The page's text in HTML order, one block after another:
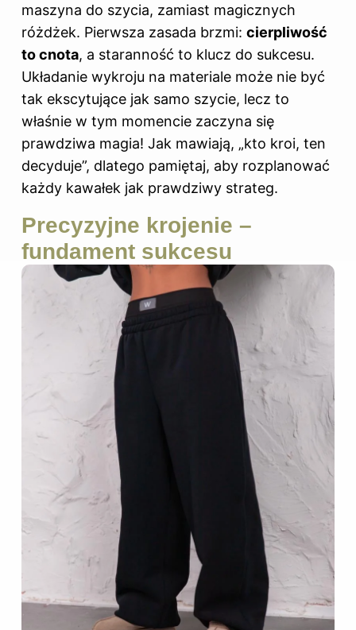
maszyna do szycia, zamiast magicznych
różdżek. Pierwsza zasada brzmi: cierpliwość
to cnota, a staranność to klucz do sukcesu.
Układanie wykroju na materiale może nie być
tak ekscytujące jak samo szycie, lecz to
właśnie w tym momencie zaczyna się
prawdziwa magia! Jak mawiają, „kto kroi, ten
decyduje”, dlatego pamiętaj, aby rozplanować
każdy kawałek jak prawdziwy strateg.
Precyzyjne krojenie –
fundament sukcesu